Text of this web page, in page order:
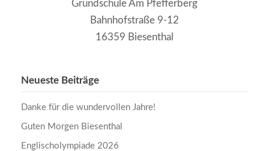
Grundschule Am Pfefferberg
Bahnhofstraße 9-12
16359 Biesenthal
Neueste Beiträge
Danke für die wundervollen Jahre!
Guten Morgen Biesenthal
Englischolympiade 2026